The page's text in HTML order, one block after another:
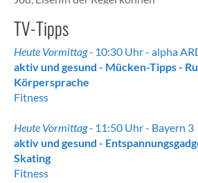
Bedarf an Nährstoffen über eine
Ernährung
abdecken. Ausnahme: Das
benötigte Plus an Folat und Jod
lässt sich durch die Ernährung
die Experten. Aber auch der
Bedarf an Omega-3-Fettsäure
DHA, Eisen und Vitamin D ...
TV-Tipps
Heute Vormittag - 10:30 Uhr - alpha
aktiv und gesund - Mücken-Tipps -
Körpersprache
Fitness
Heute Vormittag - 11:50 Uhr - Bayern 3
aktiv und gesund -
Skating
Fitness